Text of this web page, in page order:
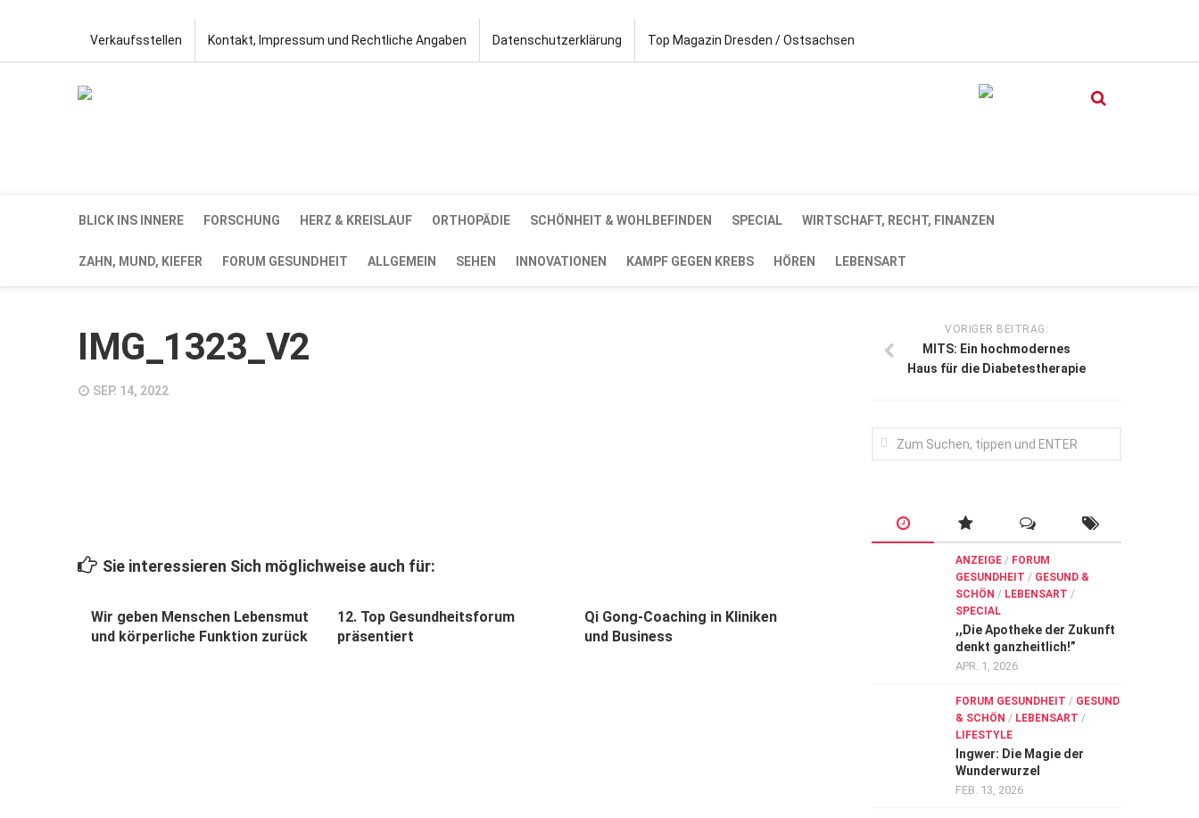
Verkaufsstellen Kontakt, Impressum und Rechtliche Angaben Datenschutzerklärung Top Magazin Dresden / Ostsachsen
BLICK INS INNERE FORSCHUNG HERZ & KREISLAUF ORTHOPÄDIE SCHÖNHEIT & WOHLBEFINDEN SPECIAL WIRTSCHAFT, RECHT, FINANZEN
ZAHN, MUND, KIEFER FORUM GESUNDHEIT ALLGEMEIN SEHEN INNOVATIONEN KAMPF GEGEN KREBS HÖREN LEBENSART
IMG_1323_V2
SEP. 14, 2022
Sie interessieren Sich möglichweise auch für:
Wir geben Menschen Lebens­mut
und körperliche Funktion zurück
12. Top Gesundheitsforum
präsentiert
Qi Gong-Coaching in Kliniken
und Business
VORIGER BEITRAG:
MITS: Ein hochmodernes
Haus für die Diabetestherapie
ANZEIGE / FORUM
GESUNDHEIT / GESUND &
SCHÖN / LEBENSART /
SPECIAL
,,Die Apotheke der Zukunft
denkt ganzheitlich!”
APR. 1, 2026
FORUM GESUNDHEIT / GESUND
& SCHÖN / LEBENSART /
LIFESTYLE
Ingwer: Die Magie der
Wunderwurzel
FEB. 13, 2026